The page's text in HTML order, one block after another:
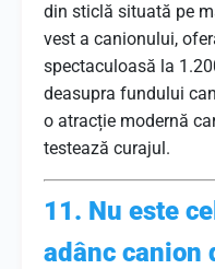
din sticlă situată pe
vest a canionului,
spectaculoasă la
deasupra fundului
o atracție modernă
testează curajul.
11. Nu este
adânc canion